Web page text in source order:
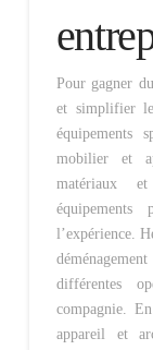
Pour gagner
et simplifier
équipements
mobilier et
matériaux
équipements
l’expérience.
différentes
compagnie.
appareil et